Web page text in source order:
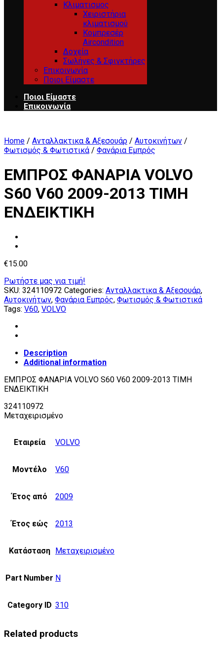
Κλιματισμος
Χειριστήρια
κλιματισμού
Κομπρεσέρ
Aircondition
Δοχεία
Σωλήνες & Σφιγκτήρες
Επικοινωνία
Ποιοι Είμαστε
Ποιοι Είμαστε
Επικοινωνία
Home / Ανταλλακτικα & Αξεσουάρ / Αυτοκινήτων /
Φωτισμός & Φωτιστικά / Φανάρια Εμπρός
ΕΜΠΡΟΣ ΦΑΝΑΡΙΑ VOLVO
S60 V60 2009-2013 ΤΙΜΗ
ΕΝΔΕΙΚΤΙΚΗ
€15.00
Ρωτήστε μας για τιμή!
SKU: 324110972 Categories: Ανταλλακτικα & Αξεσουάρ,
Αυτοκινήτων, Φανάρια Εμπρός, Φωτισμός & Φωτιστικά
Tags: V60, VOLVO
Description
Additional information
ΕΜΠΡΟΣ ΦΑΝΑΡΙΑ VOLVO S60 V60 2009-2013 ΤΙΜΗ
ΕΝΔΕΙΚΤΙΚΗ
324110972
Μεταχειρισμένο
Εταιρεία VOLVO
Μοντέλο V60
Έτος από 2009
Έτος εώς 2013
Κατάσταση Μεταχειρισμένο
Part Number N
Category ID 310
Related products